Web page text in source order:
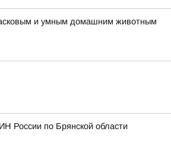
и умным домашним животным
России по Брянской области